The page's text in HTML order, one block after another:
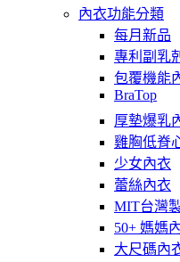
內衣功能分類
每月新品
專利副乳
包覆機能
BraTop
厚墊爆乳
雞胸低脊
少女內衣
蕾絲內衣
MIT台灣
50+ 媽媽
大尺碼內